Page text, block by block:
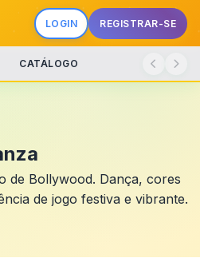
LOGIN REGISTRAR-SE
CATÁLOGO
de Bollywood. Dança, cores
de jogo festiva e vibrante.